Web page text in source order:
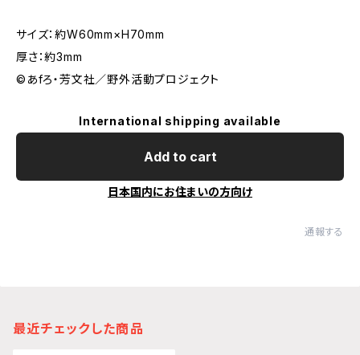
サイズ：約W60mm×H70mm
厚さ：約3mm
©あfろ・芳文社／野外活動プロジェクト
International shipping available
Add to cart
日本国内にお住まいの方向け
通報する
最近チェックした商品